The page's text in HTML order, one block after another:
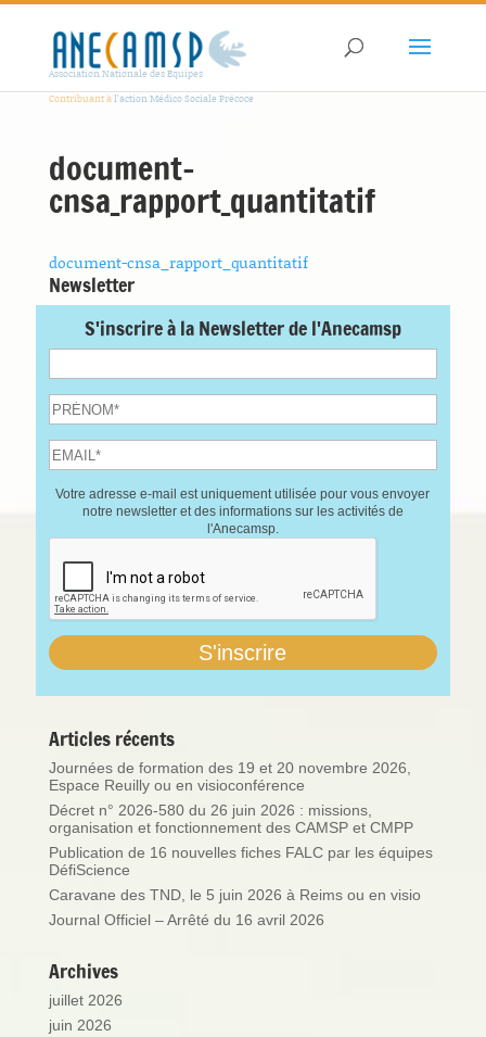
Association Nationale des Equipes
Contribuant àl'action Médico Sociale Précoce
document-
cnsa_rapport_quantitatif
document-cnsa_rapport_quantitatif
Newsletter
S'inscrire à la Newsletter de l'Anecamsp
Votre adresse e-mail est uniquement utilisée pour vous envoyer
notre newsletter et des informations sur les activités de
l'Anecamsp.
Articles récents
Journées de formation des 19 et 20 novembre 2026,
Espace Reuilly ou en visioconférence
Décret n° 2026-580 du 26 juin 2026 : missions,
organisation et fonctionnement des CAMSP et CMPP
Publication de 16 nouvelles fiches FALC par les équipes
DéfiScience
Caravane des TND, le 5 juin 2026 à Reims ou en visio
Journal Officiel – Arrêté du 16 avril 2026
Archives
juillet 2026
juin 2026